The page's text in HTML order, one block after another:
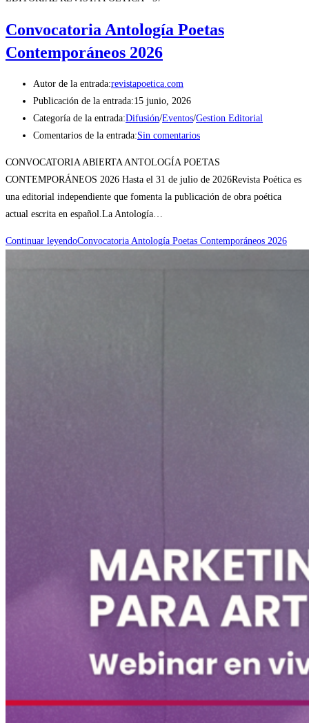
Convocatoria Antología Poetas
Contemporáneos 2026
Autor de la entrada:revistapoetica.com
Publicación de la entrada:15 junio, 2026
Categoría de la entrada:Difusión/Eventos/Gestion Editorial
Comentarios de la entrada:Sin comentarios
CONVOCATORIA ABIERTA ANTOLOGÍA POETAS
CONTEMPORÁNEOS 2026 Hasta el 31 de julio de 2026Revista Poética es
una editorial independiente que fomenta la publicación de obra poética
actual escrita en español.La Antología…
Continuar leyendoConvocatoria Antología Poetas Contemporáneos 2026